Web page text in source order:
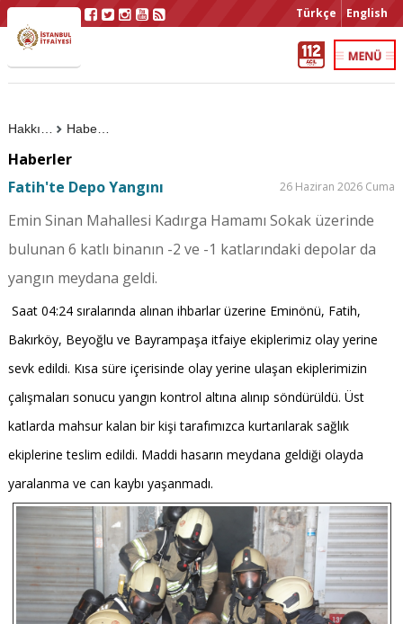
Türkçe English
Haberler
Haberler
Fatih'te Depo Yangını
26 Haziran 2026 Cuma
Emin Sinan Mahallesi Kadırga Hamamı Sokak üzerinde
bulunan 6 katlı binanın -2 ve -1 katlarındaki depolar da
yangın meydana geldi.
Saat 04:24 sıralarında alınan ihbarlar üzerine Eminönü, Fatih,
Bakırköy, Beyoğlu ve Bayrampaşa itfaiye ekiplerimiz olay yerine
sevk edildi. Kısa süre içerisinde olay yerine ulaşan ekiplerimizin
çalışmaları sonucu yangın kontrol altına alınıp söndürüldü. Üst
katlarda mahsur kalan bir kişi tarafımızca kurtarılarak sağlık
ekiplerine teslim edildi. Maddi hasarın meydana geldiği olayda
yaralanma ve can kaybı yaşanmadı.